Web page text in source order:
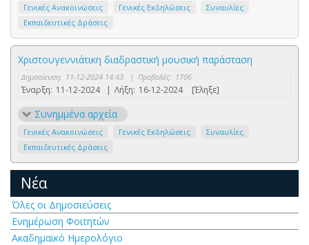
Γενικές Ανακοινώσεις Γενικές Εκδηλώσεις
Συναυλίες
Εκπαιδευτικές Δράσεις
Χριστουγεννιάτικη διαδραστική μουσική παράσταση
Δημοσίευση: 11-12-2024 14:43 | Προβολές: 1706
Έναρξη: 11-12-2024 | Λήξη: 16-12-2024 [Έληξε]
Συνημμένα αρχεία
Γενικές Ανακοινώσεις Γενικές Εκδηλώσεις
Συναυλίες
Εκπαιδευτικές Δράσεις
Νέα
Όλες οι Δημοσιεύσεις
Ενημέρωση Φοιτητών
Ακαδημαϊκό Ημερολόγιο